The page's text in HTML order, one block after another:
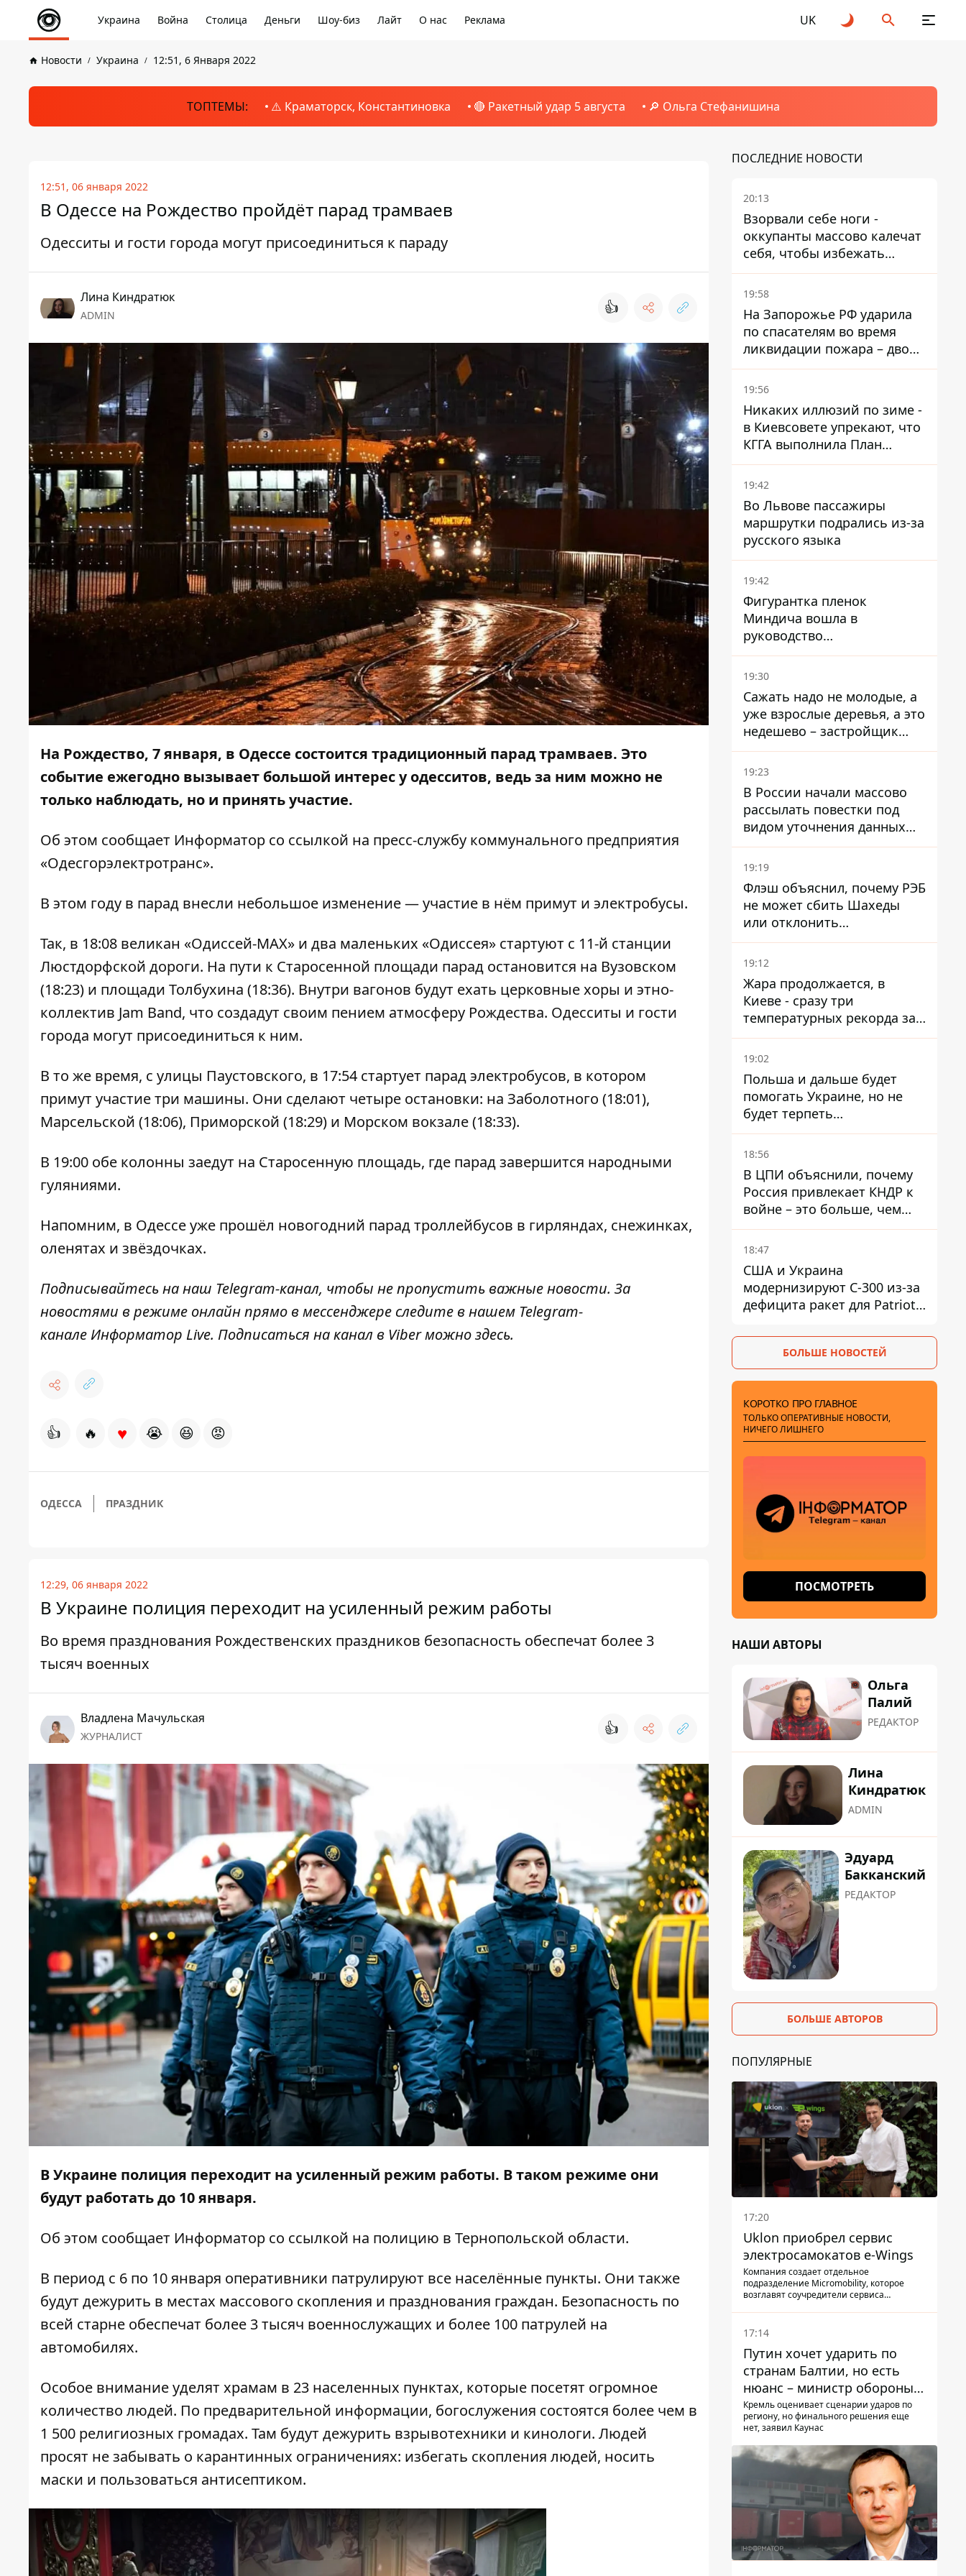
Украина Война Столица Деньги Шоу-биз Лайт О нас Реклама UK
Новости Украина 12:51, 6 Января 2022
ТОПТЕМЫ: ⚠️ Краматорск, Константиновка 🔴 Ракетный удар 5 августа 🔎 Ольга Стефанишина
12:51, 06 января 2022
В Одессе на Рождество пройдёт парад трамваев
Одесситы и гости города могут присоединиться к параду
Лина Киндратюк
ADMIN 👍
На Рождество, 7 января, в Одессе состоится традиционный парад трамваев. Это
событие ежегодно вызывает большой интерес у одесситов, ведь за ним можно не
только наблюдать, но и принять участие.
Об этом сообщает Информатор со ссылкой на пресс-службу коммунального предприятия
«Одесгорэлектротранс».
В этом году в парад внесли небольшое изменение — участие в нём примут и электробусы.
Так, в 18:08 великан «Одиссей-МАХ» и два маленьких «Одиссея» стартуют с 11-й станции
Люстдорфской дороги. На пути к Старосенной площади парад остановится на Вузовском
(18:23) и площади Толбухина (18:36). Внутри вагонов будут ехать церковные хоры и этно-
коллектив Jam Band, что создадут своим пением атмосферу Рождества. Одесситы и гости
города могут присоединиться к ним.
В то же время, с улицы Паустовского, в 17:54 стартует парад электробусов, в котором
примут участие три машины. Они сделают четыре остановки: на Заболотного (18:01),
Марсельской (18:06), Приморской (18:29) и Морском вокзале (18:33).
В 19:00 обе колонны заедут на Старосенную площадь, где парад завершится народными
гуляниями.
Напомним, в Одессе уже прошёл новогодний парад троллейбусов в гирляндах, снежинках,
оленятах и звёздочках.
Подписывайтесь на наш Telegram-канал, чтобы не пропустить важные новости. За
новостями в режиме онлайн прямо в мессенджере следите в нашем Telegram-
канале Информатор Live. Подписаться на канал в Viber можноздесь.
👍 🔥 ♥ 😭 😆 😡
ОДЕССА ПРАЗДНИК
12:29, 06 января 2022
В Украине полиция переходит на усиленный режим работы
Во время празднования Рождественских праздников безопасность обеспечат более 3
тысяч военных
Владлена Мачульская
ЖУРНАЛИСТ 👍
В Украине полиция переходит на усиленный режим работы. В таком режиме они
будут работать до 10 января.
Об этом сообщает Информатор со ссылкой на полицию в Тернопольской области.
В период с 6 по 10 января оперативники патрулируют все населённые пункты. Они также
будут дежурить в местах массового скопления и празднования граждан. Безопасность по
всей старне обеспечат более 3 тысяч военнослужащих и более 100 патрулей на
автомобилях.
Особое внимание уделят храмам в 23 населенных пунктах, которые посетят огромное
количество людей. По предварительной информации, богослужения состоятся более чем в
1 500 религиозных громадах. Там будут дежурить взрывотехники и кинологи. Людей
просят не забывать о карантинных ограничениях: избегать скопления людей, носить
маски и пользоваться антисептиком.
ПОСЛЕДНИЕ НОВОСТИ
20:13
Взорвали себе ноги -
оккупанты массово калечат
себя, чтобы избежать
штурмов - ГУР
19:58
На Запорожье РФ ударила
по спасателям во время
ликвидации пожара – двое
раненых
19:56
Никаких иллюзий по зиме -
в Киевсовете упрекают, что
КГГА выполнила План
устойчивости на 20%
19:42
Во Львове пассажиры
маршрутки подрались из-за
русского языка
19:42
Фигурантка пленок
Миндича вошла в
руководство
стратегического
госпредприятия - работала
заместителем Галущенко
19:30
Сажать надо не молодые, а
уже взрослые деревья, а это
недешево – застройщик
Никонов
19:23
В России начали массово
рассылать повестки под
видом уточнения данных
для набора контрактников
19:19
Флэш объяснил, почему РЭБ
не может сбить Шахеды
или отклонить
баллистические ракеты
19:12
Жара продолжается, в
Киеве - сразу три
температурных рекорда за
день
19:02
Польша и дальше будет
помогать Украине, но не
будет терпеть
"бандеровскую символику" -
Навроцкий
18:56
В ЦПИ объяснили, почему
Россия привлекает КНДР к
войне – это больше, чем
ракеты
18:47
США и Украина
модернизируют С-300 из-за
дефицита ракет для Patriot -
БОЛЬШЕ НОВОСТЕЙ
КОРОТКО ПРО ГЛАВНОЕ
ТОЛЬКО ОПЕРАТИВНЫЕ НОВОСТИ,
НИЧЕГО ЛИШНЕГО
ПОСМОТРЕТЬ
НАШИ АВТОРЫ
Ольга
Палий
РЕДАКТОР
Лина
Киндратюк
ADMIN
Эдуард
Бакканский
РЕДАКТОР
БОЛЬШЕ АВТОРОВ
ПОПУЛЯРНЫЕ
17:20
Uklon приобрел сервис
электросамокатов e-Wings
Компания создает отдельное
подразделение Micromobility, которое
возглавят соучредители сервиса
17:14
Путин хочет ударить по
странам Балтии, но есть
нюанс – министр обороны
Литвы сделал заявление
Кремль оценивает сценарии ударов по
региону, но финального решения еще
нет, заявил Каунас